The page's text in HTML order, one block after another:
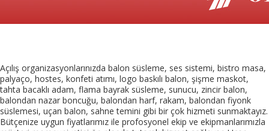
Açılış organizasyonlarınızda balon süsleme, ses sistemi, bistro masa,
palyaço, hostes, konfeti atımı, logo baskılı balon, şişme maskot,
tahta bacaklı adam, flama bayrak süsleme, sunucu, zincir balon,
balondan nazar boncuğu, balondan harf, rakam, balondan fiyonk
süslemesi, uçan balon, sahne temini gibi bir çok hizmeti sunmaktayız.
Bütçenize uygun fiyatlarımız ile profosyonel ekip ve ekipmanlarımızla